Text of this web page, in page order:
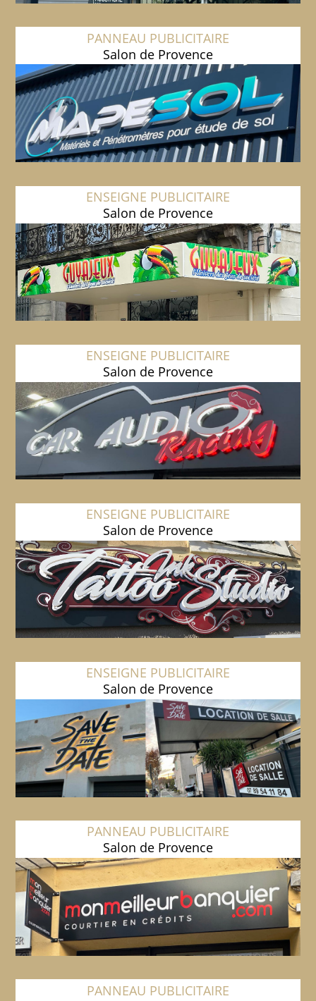
PANNEAU PUBLICITAIRE
Salon de Provence
ENSEIGNE PUBLICITAIRE
Salon de Provence
ENSEIGNE PUBLICITAIRE
Salon de Provence
ENSEIGNE PUBLICITAIRE
Salon de Provence
ENSEIGNE PUBLICITAIRE
Salon de Provence
PANNEAU PUBLICITAIRE
Salon de Provence
PANNEAU PUBLICITAIRE